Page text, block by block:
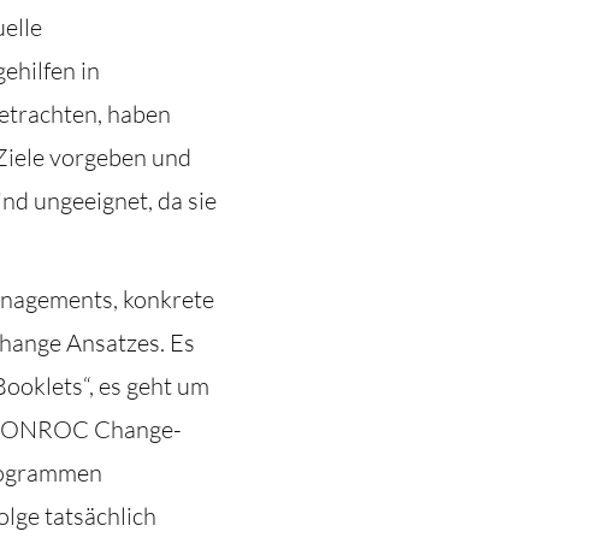
in
haben
vorgeben und
ungeeignet, da sie
konkrete
Ansatzes. Es
es geht um
Change-
tatsächlich